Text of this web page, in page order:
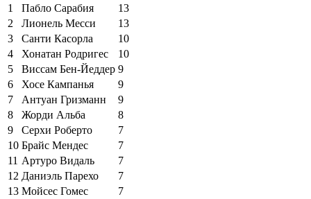
1
Пабло Сарабия
13
2
Лионель Месси
13
3
Санти Касорла
10
4
Хонатан Родригес
10
5
Виссам Бен-Йеддер 9
6
Хосе Кампанья
9
7
Антуан Гризманн
9
8
Жорди Альба
8
9
Серхи Роберто
7
10 Брайс Мендес
7
11 Артуро Видаль
7
12 Даниэль Парехо
7
13 Мойсес Гомес
7